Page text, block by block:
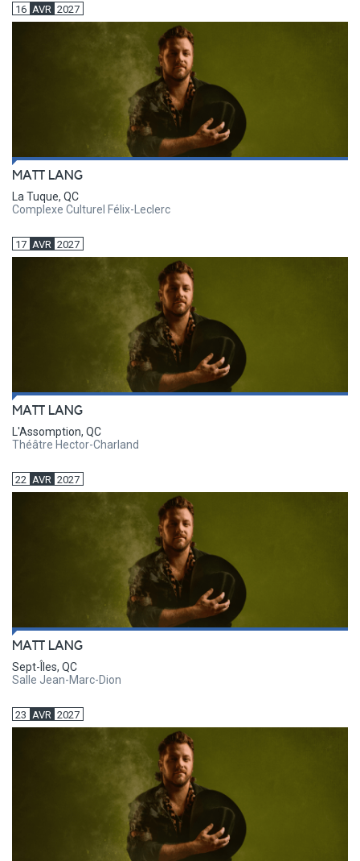
16 AVR 2027
MATT LANG
La Tuque, QC
Complexe Culturel Félix-Leclerc
17 AVR 2027
MATT LANG
L'Assomption, QC
Théâtre Hector-Charland
22 AVR 2027
MATT LANG
Sept-Îles, QC
Salle Jean-Marc-Dion
23 AVR 2027